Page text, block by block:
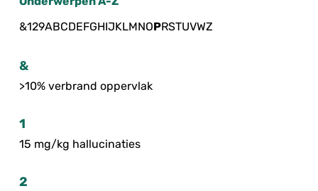
&129ABCDEFGHIJKLMNOPRSTUVWZ
&
>10% verbrand oppervlak
1
15 mg/kg hallucinaties
2